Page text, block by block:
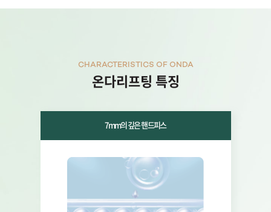
CHARACTERISTICS OF ONDA
온다리프팅 특징
7mm의 깊은 핸드피스